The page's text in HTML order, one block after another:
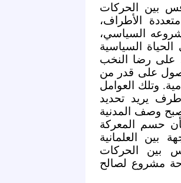
بين الحركات
الأطراف،
السياسي،
السياسية
على رضا النخب
على قدر من
وتلك العوامل
طرف يريد تحديد
وصف المدنية
حسم المعركة
العلمانية
بين الحركات
مشروع لصالح